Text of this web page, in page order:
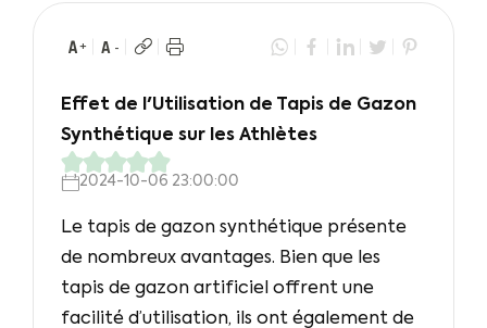
Effet de l'Utilisation de Tapis de Gazon
Synthétique sur les Athlètes
2024-10-06 23:00:00
Le tapis de gazon synthétique présente
de nombreux avantages. Bien que les
tapis de gazon artificiel offrent une
facilité d’utilisation, ils ont également de